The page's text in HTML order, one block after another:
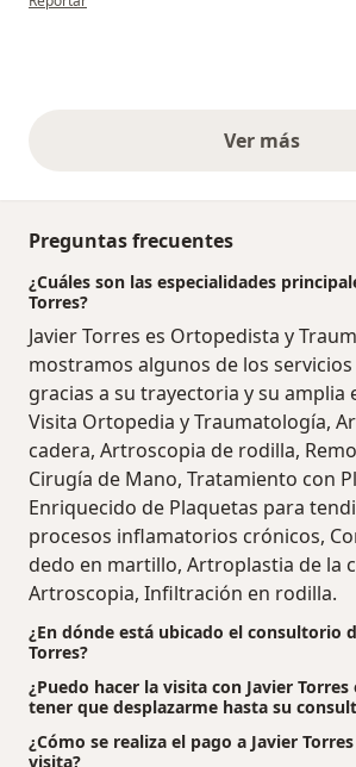
Ver más
Preguntas frecuentes
¿Cuáles son las especialidades
Torres?
Javier Torres es Ortopedista y
mostramos algunos de los
gracias a su trayectoria y su amplia
Visita Ortopedia y Traumatología,
cadera, Artroscopia de rodilla,
Cirugía de Mano, Tratamiento con
Enriquecido de Plaquetas para
procesos inflamatorios crónicos,
dedo en martillo, Artroplastia de la
Artroscopia, Infiltración en rodilla.
¿En dónde está ubicado el consultorio
Torres?
¿Puedo hacer la visita con Javier
tener que desplazarme hasta su
¿Cómo se realiza el pago a Javier
visita?